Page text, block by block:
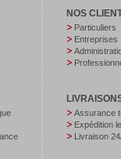
NOS
Particuliers
Entreprises
Assurance
Expédition
Livraison